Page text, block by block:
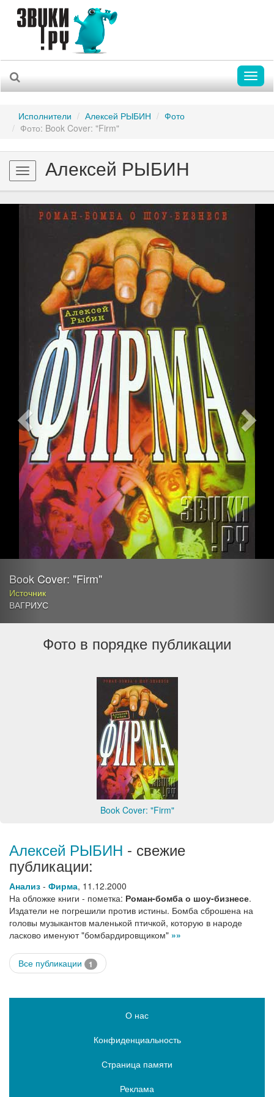
Исполнители Алексей РЫБИН
Фото
Фото: Book Cover: "Firm"
Toggle
navigation
Алексей РЫБИН
Book Cover: "Firm"
Источник
ВАГРИУС
Previous
Фото в порядке публикации
Book Cover: "Firm"
Алексей РЫБИН - свежие
публикации:
Анализ - Фирма, 11.12.2000
На обложке книги - пометка: Роман-бомба о шоу-бизнесе.
Издатели не погрешили против истины. Бомба сброшена на
головы музыкантов маленькой птичкой, которую в народе
ласково именуют "бомбардировщиком" »»
Все публикации 1
О нас
Конфиденциальность
Страница памяти
Реклама